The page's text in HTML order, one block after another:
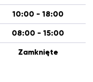
10:00 - 18:00
08:00 - 15:00
Zamknięte